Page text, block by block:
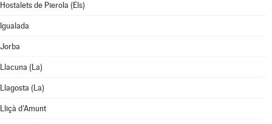
Hostalets de Pierola (Els)
Igualada
Jorba
Llacuna (La)
Llagosta (La)
Lliçà d'Amunt